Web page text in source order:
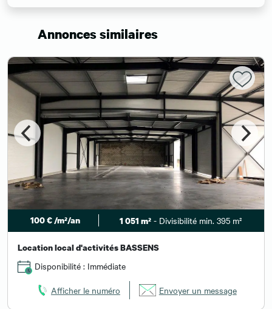
Annonces similaires
100 € /m²/an 1 051 m²- Divisibilité min. 395 m²
Location local d'activités BASSENS
Disponibilité : Immédiate
Afficher le numéro Envoyer un message